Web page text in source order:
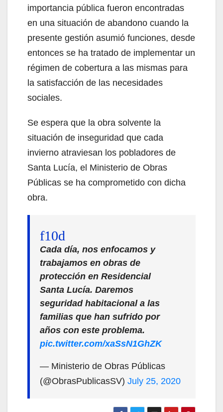
importancia pública fueron encontradas
en una situación de abandono cuando la
presente gestión asumió funciones, desde
entonces se ha tratado de implementar un
régimen de cobertura a las mismas para
la satisfacción de las necesidades
sociales.
Se espera que la obra solvente la
situación de inseguridad que cada
invierno atraviesan los pobladores de
Santa Lucía, el Ministerio de Obras
Públicas se ha comprometido con dicha
obra.
Cada día, nos enfocamos y
trabajamos en obras de
protección en Residencial
Santa Lucía. Daremos
seguridad habitacional a las
familias que han sufrido por
años con este problema.
pic.twitter.com/xaSsN1GhZK
— Ministerio de Obras Públicas
(@ObrasPublicasSV) July 25, 2020